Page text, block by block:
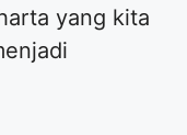
yang kita